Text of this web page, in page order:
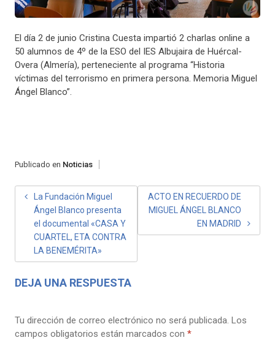
El día 2 de junio Cristina Cuesta impartió 2 charlas online a
50 alumnos de 4º de la ESO del IES Albujaira de Huércal-
Overa (Almería), perteneciente al programa “Historia
víctimas del terrorismo en primera persona. Memoria Miguel
Ángel Blanco”.
Publicado en Noticias
NAVEGACIÓN
ENTRADAS
La Fundación Miguel
Ángel Blanco presenta
el documental «CASA Y
CUARTEL, ETA CONTRA
LA BENEMÉRITA»
ACTO EN RECUERDO DE
MIGUEL ÁNGEL BLANCO
EN MADRID
DEJA UNA RESPUESTA
Tu dirección de correo electrónico no será publicada. Los
campos obligatorios están marcados con *